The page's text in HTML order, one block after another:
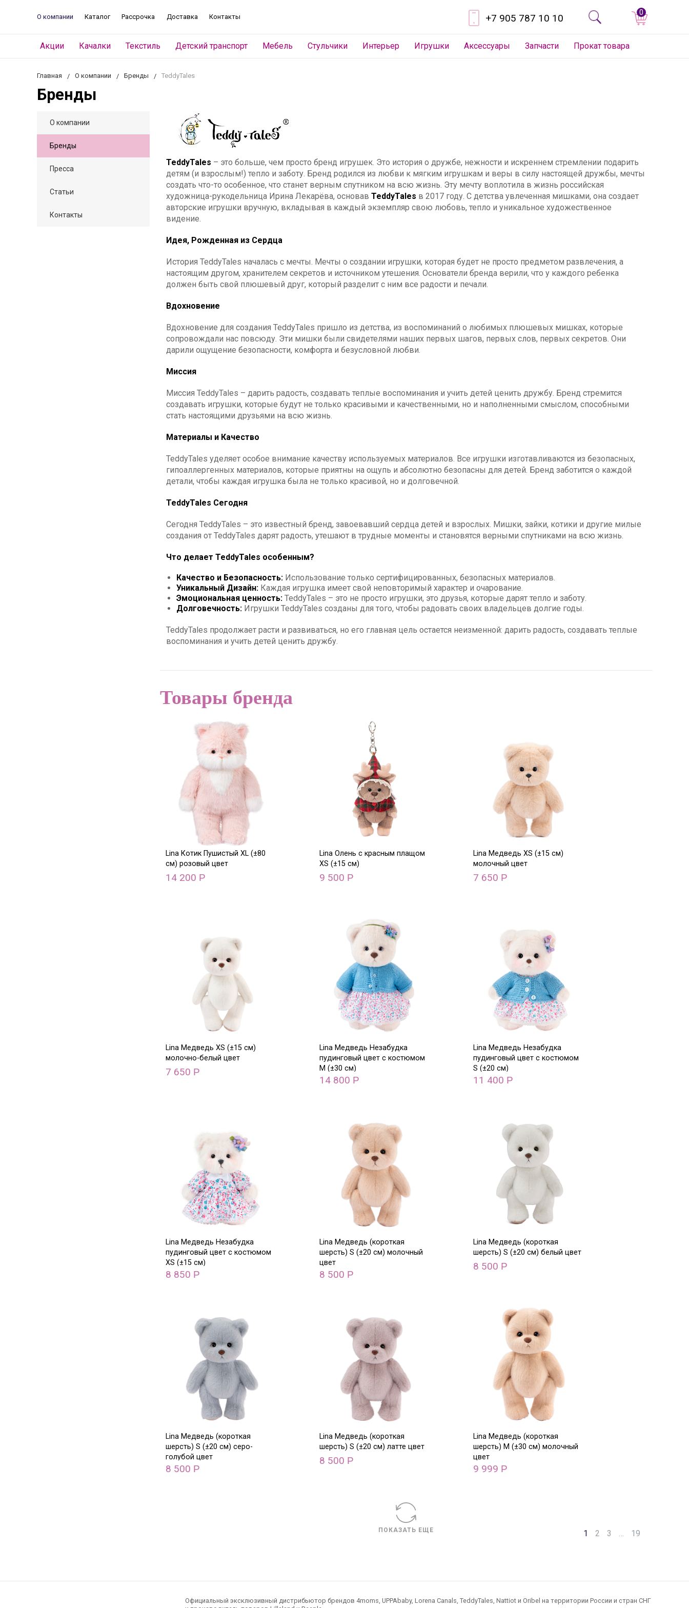
О компании Каталог Рассрочка Доставка Контакты +7 905 787 10 10 0
Акции Качалки Текстиль Детский транспорт Мебель Стульчики Интерьер Игрушки Аксессуары Запчасти Прокат товара
Главная О компании Бренды TeddyTales
Бренды
О компании
Бренды
Пресса
Статьи
Контакты
TeddyTales – это больше, чем просто бренд игрушек. Это история о дружбе, нежности и искреннем стремлении подарить
детям (и взрослым!) тепло и заботу. Бренд родился из любви к мягким игрушкам и веры в силу настоящей дружбы, мечты
создать что-то особенное, что станет верным спутником на всю жизнь. Эту мечту воплотила в жизнь российская
художница-рукодельница Ирина Лекарёва, основав TeddyTales в 2017 году. С детства увлеченная мишками, она создает
авторские игрушки вручную, вкладывая в каждый экземпляр свою любовь, тепло и уникальное художественное
видение.
Идея, Рожденная из Сердца
История TeddyTales началась с мечты. Мечты о создании игрушки, которая будет не просто предметом развлечения, а
настоящим другом, хранителем секретов и источником утешения. Основатели бренда верили, что у каждого ребенка
должен быть свой плюшевый друг, который разделит с ним все радости и печали.
Вдохновение
Вдохновение для создания TeddyTales пришло из детства, из воспоминаний о любимых плюшевых мишках, которые
сопровождали нас повсюду. Эти мишки были свидетелями наших первых шагов, первых слов, первых секретов. Они
дарили ощущение безопасности, комфорта и безусловной любви.
Миссия
Миссия TeddyTales – дарить радость, создавать теплые воспоминания и учить детей ценить дружбу. Бренд стремится
создавать игрушки, которые будут не только красивыми и качественными, но и наполненными смыслом, способными
стать настоящими друзьями на всю жизнь.
Материалы и Качество
TeddyTales уделяет особое внимание качеству используемых материалов. Все игрушки изготавливаются из безопасных,
гипоаллергенных материалов, которые приятны на ощупь и абсолютно безопасны для детей. Бренд заботится о каждой
детали, чтобы каждая игрушка была не только красивой, но и долговечной.
TeddyTales Сегодня
Сегодня TeddyTales – это известный бренд, завоевавший сердца детей и взрослых. Мишки, зайки, котики и другие милые
создания от TeddyTales дарят радость, утешают в трудные моменты и становятся верными спутниками на всю жизнь.
Что делает TeddyTales особенным?
Качество и Безопасность:Использование только сертифицированных, безопасных материалов.
Уникальный Дизайн:Каждая игрушка имеет свой неповторимый характер и очарование.
Эмоциональная ценность:TeddyTales – это не просто игрушки, это друзья, которые дарят тепло и заботу.
Долговечность:Игрушки TeddyTales созданы для того, чтобы радовать своих владельцев долгие годы.
TeddyTales продолжает расти и развиваться, но его главная цель остается неизменной: дарить радость, создавать теплые
воспоминания и учить детей ценить дружбу.
Товары бренда
Lina Котик Пушистый XL (±80
см) розовый цвет
14 200 Р
Lina Олень с красным плащом
XS (±15 см)
9 500 Р
Lina Медведь XS (±15 см)
молочный цвет
7 650 Р
Lina Медведь XS (±15 см)
молочно-белый цвет
7 650 Р
Lina Медведь Незабудка
пудинговый цвет с костюмом
M (±30 см)
14 800 Р
Lina Медведь Незабудка
пудинговый цвет с костюмом
S (±20 см)
11 400 Р
Lina Медведь Незабудка
пудинговый цвет с костюмом
XS (±15 см)
8 850 Р
Lina Медведь (короткая
шерсть) S (±20 см) молочный
цвет
8 500 Р
Lina Медведь (короткая
шерсть) S (±20 см) белый цвет
8 500 Р
Lina Медведь (короткая
шерсть) S (±20 см) серо-
голубой цвет
8 500 Р
Lina Медведь (короткая
шерсть) S (±20 см) латте цвет
8 500 Р
Lina Медведь (короткая
шерсть) M (±30 см) молочный
цвет
9 999 Р
ПОКАЗАТЬ ЕЩЕ 1 2 3 … 19
Официальный эксклюзивный дистрибьютор брендов 4moms, UPPAbaby, Lorena Canals, TeddyTales, Nattiot и Oribel на территории России и стран СНГ